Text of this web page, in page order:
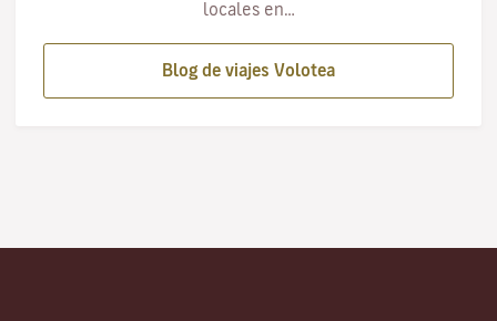
locales en…
Blog de viajes Volotea